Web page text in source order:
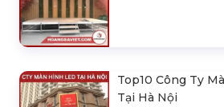
Top10 Công Ty
Tại Hà Nội